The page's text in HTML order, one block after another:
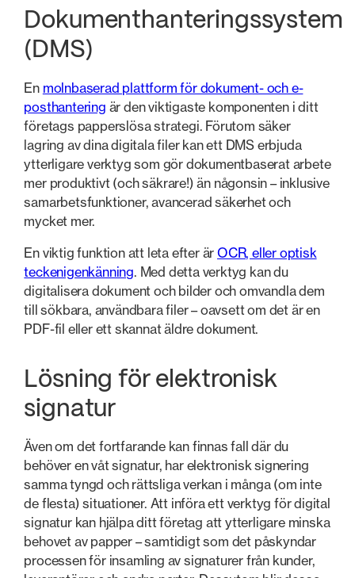
Dokumenthanteringssystem
(DMS)
En molnbaserad plattform för dokument- och e-
posthantering är den viktigaste komponenten i ditt
företags papperslösa strategi. Förutom säker
lagring av dina digitala filer kan ett DMS erbjuda
ytterligare verktyg som gör dokumentbaserat arbete
mer produktivt (och säkrare!) än någonsin – inklusive
samarbetsfunktioner, avancerad säkerhet och
mycket mer.
En viktig funktion att leta efter är OCR, eller optisk
teckenigenkänning. Med detta verktyg kan du
digitalisera dokument och bilder och omvandla dem
till sökbara, användbara filer – oavsett om det är en
PDF-fil eller ett skannat äldre dokument.
Lösning för elektronisk
signatur
Även om det fortfarande kan finnas fall där du
behöver en våt signatur, har elektronisk signering
samma tyngd och rättsliga verkan i många (om inte
de flesta) situationer. Att införa ett verktyg för digital
signatur kan hjälpa ditt företag att ytterligare minska
behovet av papper – samtidigt som det påskyndar
processen för insamling av signaturer från kunder,